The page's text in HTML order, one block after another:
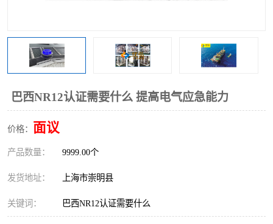
巴西NR12认证需要什么 提高电气应急能力
价格： 面议
产品数量： 9999.00个
发货地址： 上海市崇明县
关键词： 巴西NR12认证需要什么